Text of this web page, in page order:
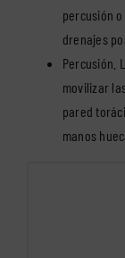
percusión
drenajes
Percusión.
movilizar
pared
manos